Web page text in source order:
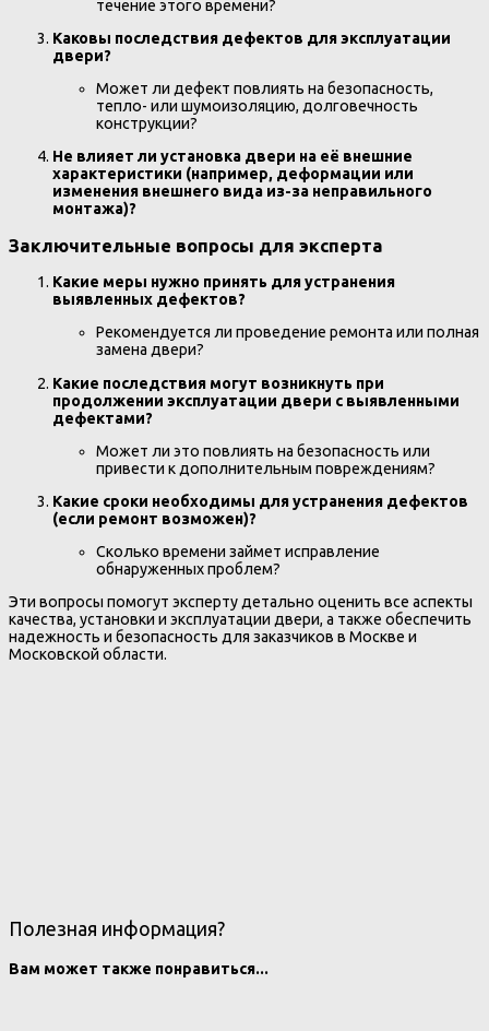
течение этого времени?
Каковы последствия дефектов для эксплуатации
двери?
Может ли дефект повлиять на безопасность,
тепло- или шумоизоляцию, долговечность
конструкции?
Не влияет ли установка двери на её внешние
характеристики (например, деформации или
изменения внешнего вида из-за неправильного
монтажа)?
Заключительные вопросы для эксперта
Какие меры нужно принять для устранения
выявленных дефектов?
Рекомендуется ли проведение ремонта или полная
замена двери?
Какие последствия могут возникнуть при
продолжении эксплуатации двери с выявленными
дефектами?
Может ли это повлиять на безопасность или
привести к дополнительным повреждениям?
Какие сроки необходимы для устранения дефектов
(если ремонт возможен)?
Сколько времени займет исправление
обнаруженных проблем?
Эти вопросы помогут эксперту детально оценить все аспекты
качества, установки и эксплуатации двери, а также обеспечить
надежность и безопасность для заказчиков в Москве и
Московской области.
Полезная информация?
Вам может также понравиться...